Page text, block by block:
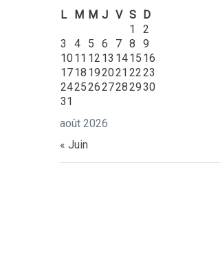
août 2026
L M M J V S
D
1
2
3
4 5 6 7 8
9
1011 12 13 1415 16
1718 192021 2223
24252627282930
31
« Juin